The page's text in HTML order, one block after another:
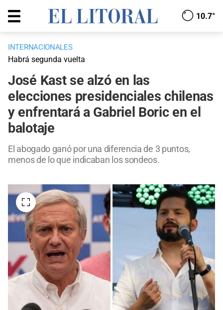
10.7°
INTERNACIONALES
Habrá segunda vuelta
José Kast se alzó en las
elecciones presidenciales chilenas
y enfrentará a Gabriel Boric en el
balotaje
El abogado ganó por una diferencia de 3 puntos,
menos de lo que indicaban los sondeos.